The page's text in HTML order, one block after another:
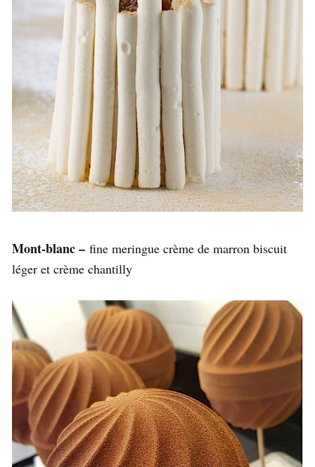
Mont-blanc – fine meringue crème de marron biscuit
léger et crème chantilly